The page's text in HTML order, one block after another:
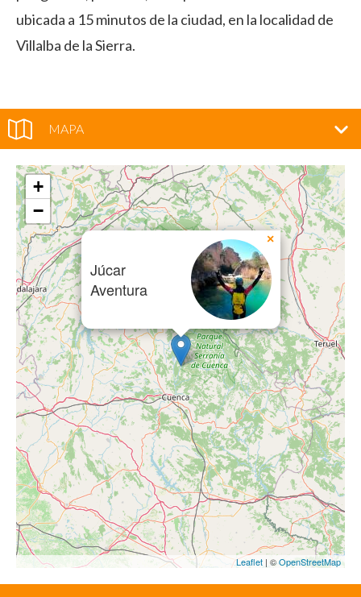
ubicada a 15 minutos de la ciudad, en la localidad de
Villalba de la Sierra.
MAPA
Júcar
Aventura
×
+
−
Leaflet | ©OpenStreetMap